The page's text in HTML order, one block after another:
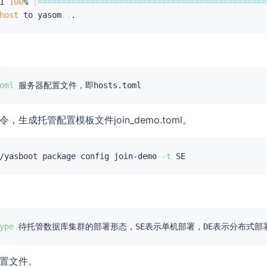
host to yasom..
，生成托管配置模板文件join_demo.toml。
package config join-demo -t
文件。